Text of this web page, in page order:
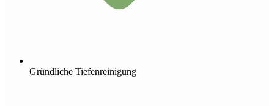
Gründliche Tiefenreinigung